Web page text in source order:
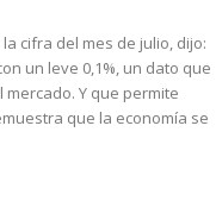
cifra del mes de julio, dijo:
un leve 0,1%, un dato que
Y que permite
que la economía se